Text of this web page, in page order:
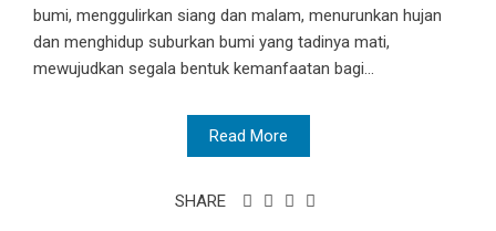
bumi, menggulirkan siang dan malam, menurunkan hujan
dan menghidup suburkan bumi yang tadinya mati,
mewujudkan segala bentuk kemanfaatan bagi...
Read More
SHARE